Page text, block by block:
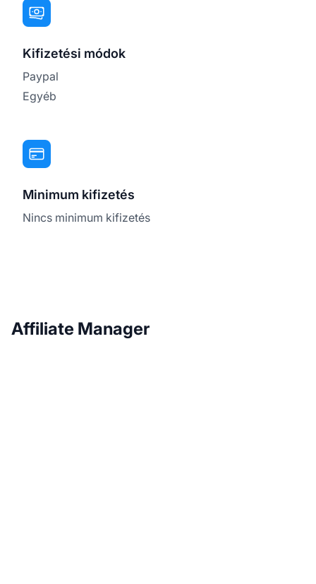
Kifizetési módok
Paypal
Egyéb
Minimum kifizetés
Nincs minimum kifizetés
Affiliate Manager